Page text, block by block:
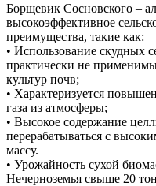
Борщевик Сосновского –
высокоэффективное
преимущества, такие как:
• Использование скудных
практически не
культур почв;
• Характеризуется
газа из атмосферы;
• Высокое содержание
перерабатываться с
массу.
• Урожайность сухой
Нечерноземья свыше 20